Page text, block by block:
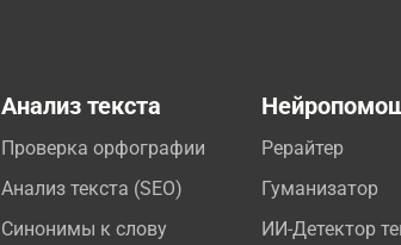
Анализ текста
Проверка орфографии
Анализ текста (SEO)
Синонимы к слову
Рерайтер
Гуманизатор
ИИ-Детектор